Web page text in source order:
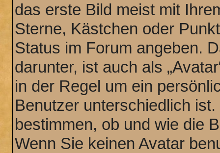
das erste Bild meist mit
Sterne, Kästchen oder
Status im Forum angeben.
darunter, ist auch als
in der Regel um ein
Benutzer unterschiedlich
bestimmen, ob und wie die
Wenn Sie keinen Avatar